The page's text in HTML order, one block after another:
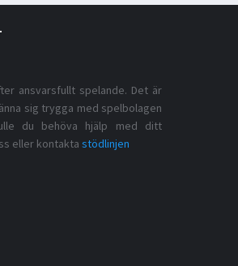
ansvarsfullt spelande. Det är
sig trygga med spelbolagen
du behöva hjälp med ditt
eller kontakta stödlinjen